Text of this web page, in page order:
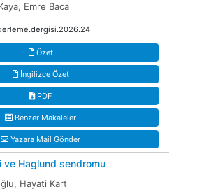
Emre Baca
Özet
İngilizce Özet
PDF
Benzer Makaleler
Yazara Mail Gönder
Haglund sendromu
Hayati Kart